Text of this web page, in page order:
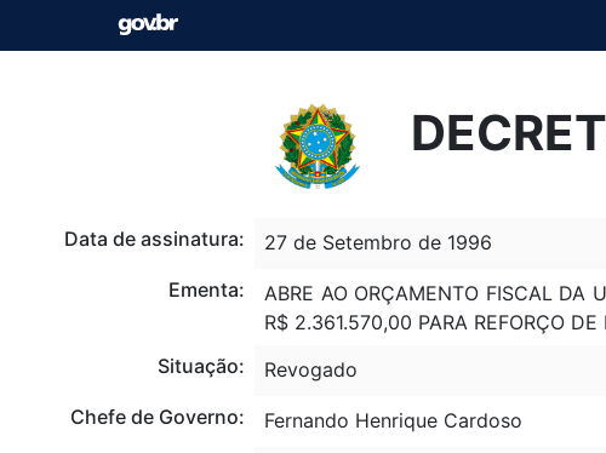
Data de assinatura:
27 de Setembro de 1996
Ementa:
ABRE AO ORÇAMENTO FISCAL DA
R$ 2.361.570,00 PARA REFORÇO
Situação:
Revogado
Chefe de Governo:
Fernando Henrique Cardoso